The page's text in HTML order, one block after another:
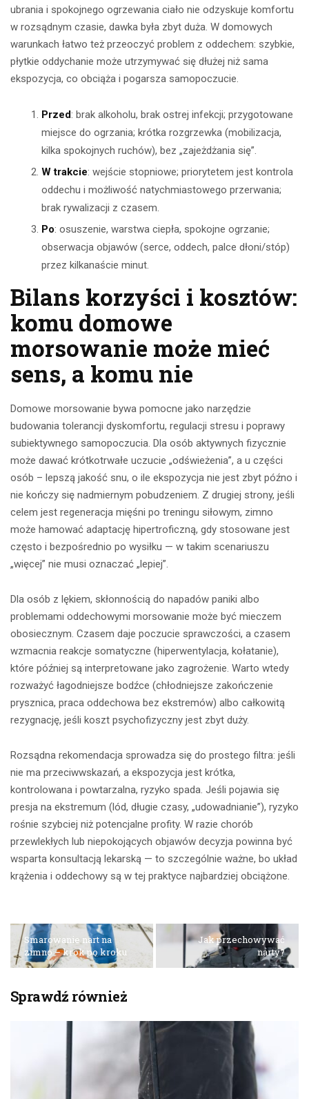
ubrania i spokojnego ogrzewania ciało nie odzyskuje komfortu
w rozsądnym czasie, dawka była zbyt duża. W domowych
warunkach łatwo też przeoczyć problem z oddechem: szybkie,
płytkie oddychanie może utrzymywać się dłużej niż sama
ekspozycja, co obciąża i pogarsza samopoczucie.
Przed: brak alkoholu, brak ostrej infekcji; przygotowane
miejsce do ogrzania; krótka rozgrzewka (mobilizacja,
kilka spokojnych ruchów), bez „zajeżdżania się”.
W trakcie: wejście stopniowe; priorytetem jest kontrola
oddechu i możliwość natychmiastowego przerwania;
brak rywalizacji z czasem.
Po: osuszenie, warstwa ciepła, spokojne ogrzanie;
obserwacja objawów (serce, oddech, palce dłoni/stóp)
przez kilkanaście minut.
Bilans korzyści i kosztów:
komu domowe
morsowanie może mieć
sens, a komu nie
Domowe morsowanie bywa pomocne jako narzędzie
budowania tolerancji dyskomfortu, regulacji stresu i poprawy
subiektywnego samopoczucia. Dla osób aktywnych fizycznie
może dawać krótkotrwałe uczucie „odświeżenia”, a u części
osób – lepszą jakość snu, o ile ekspozycja nie jest zbyt późno i
nie kończy się nadmiernym pobudzeniem. Z drugiej strony, jeśli
celem jest regeneracja mięśni po treningu siłowym, zimno
może hamować adaptację hipertroficzną, gdy stosowane jest
często i bezpośrednio po wysiłku — w takim scenariuszu
„więcej” nie musi oznaczać „lepiej”.
Dla osób z lękiem, skłonnością do napadów paniki albo
problemami oddechowymi morsowanie może być mieczem
obosiecznym. Czasem daje poczucie sprawczości, a czasem
wzmacnia reakcje somatyczne (hiperwentylacja, kołatanie),
które później są interpretowane jako zagrożenie. Warto wtedy
rozważyć łagodniejsze bodźce (chłodniejsze zakończenie
prysznica, praca oddechowa bez ekstremów) albo całkowitą
rezygnację, jeśli koszt psychofizyczny jest zbyt duży.
Rozsądna rekomendacja sprowadza się do prostego filtra: jeśli
nie ma przeciwwskazań, a ekspozycja jest krótka,
kontrolowana i powtarzalna, ryzyko spada. Jeśli pojawia się
presja na ekstremum (lód, długie czasy, „udowadnianie”), ryzyko
rośnie szybciej niż potencjalne profity. W razie chorób
przewlekłych lub niepokojących objawów decyzja powinna być
wsparta konsultacją lekarską — to szczególnie ważne, bo układ
krążenia i oddechowy są w tej praktyce najbardziej obciążone.
Smarowanie nart na
zimno – krok po kroku
Jak przechowywać
narty?
Sprawdź również